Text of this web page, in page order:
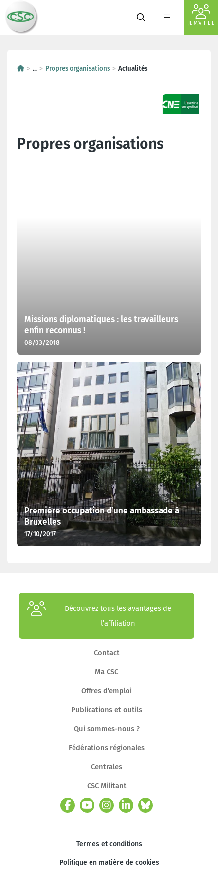
JE M'AFFILIE
... Propres organisations Actualités
Propres organisations
Missions diplomatiques : les travailleurs
enfin reconnus !
08/03/2018
Première occupation d’une ambassade à
Bruxelles
17/10/2017
Découvrez tous les avantages de
l’affiliation
Contact
Ma CSC
Offres d'emploi
Publications et outils
Qui sommes-nous ?
Fédérations régionales
Centrales
CSC Militant
Termes et conditions
Politique en matière de cookies